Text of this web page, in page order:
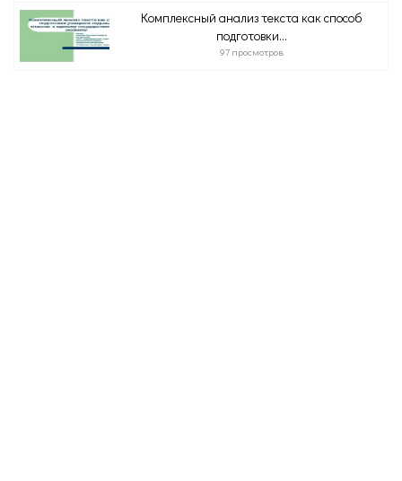
Комплексный анализ текста как способ
подготовки...
97 просмотров